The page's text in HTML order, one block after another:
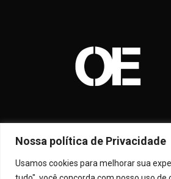
Nossa política de Privacidade
Usamos cookies para melhorar sua